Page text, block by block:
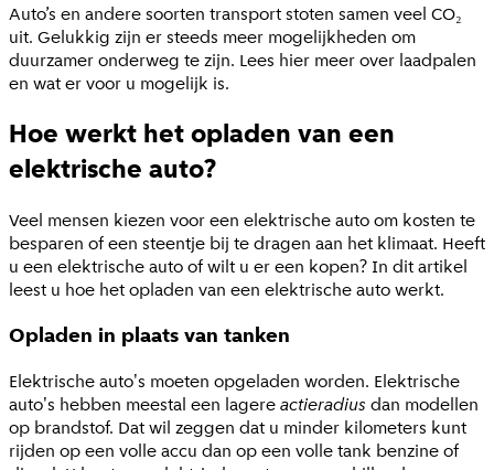
Auto’s en andere soorten transport stoten samen veel CO₂
uit. Gelukkig zijn er steeds meer mogelijkheden om
duurzamer onderweg te zijn. Lees hier meer over laadpalen
en wat er voor u mogelijk is.
Hoe werkt het opladen van een
elektrische auto?
Veel mensen kiezen voor een elektrische auto om kosten te
besparen of een steentje bij te dragen aan het klimaat. Heeft
u een elektrische auto of wilt u er een kopen? In dit artikel
leest u hoe het opladen van een elektrische auto werkt.
Opladen in plaats van tanken
Elektrische auto's moeten opgeladen worden. Elektrische
auto's hebben meestal een lagereactieradius dan modellen
op brandstof. Dat wil zeggen dat u minder kilometers kunt
rijden op een volle accu dan op een volle tank benzine of